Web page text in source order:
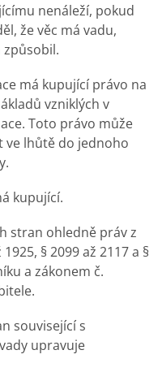
nenáleží, pokud
že věc má vadu,
má kupující právo na
vzniklých v
Toto právo může
lhůtě do jednoho
kupující.
stran ohledně práv z
§ 2099 až 2117 a §
a zákonem č.
související s
upravuje